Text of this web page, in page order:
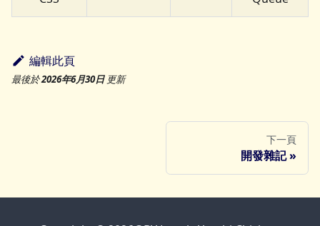
編輯此頁
最後於2026年6月30日 更新
下一頁
開發雜記